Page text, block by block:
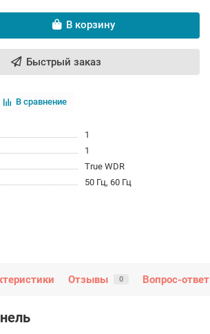
В корзину
Быстрый заказ
В сравнение
1
1
True WDR
50 Гц, 60 Гц
Отзывы 0 Вопрос-ответ